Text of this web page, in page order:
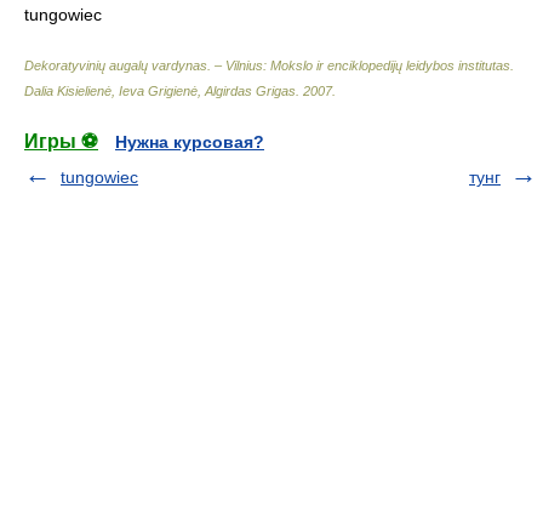
tungowiec
Dekoratyvinių augalų vardynas. – Vilnius: Mokslo ir enciklopedijų leidybos institutas
Dalia Kisielienė, Ieva Grigienė, Algirdas Grigas 2007.
Игры ⚽
Нужна курсовая?
tungowiec
тунг